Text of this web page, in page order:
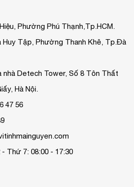
Phường Phú Thạnh,Tp.HCM.
Huy Tập, Phường Thanh Khê, Tp.Đà
nhà Detech Tower, Số 8 Tôn Thất
Hà Nội.
47 56
Thứ 7: 08:00 - 17:30